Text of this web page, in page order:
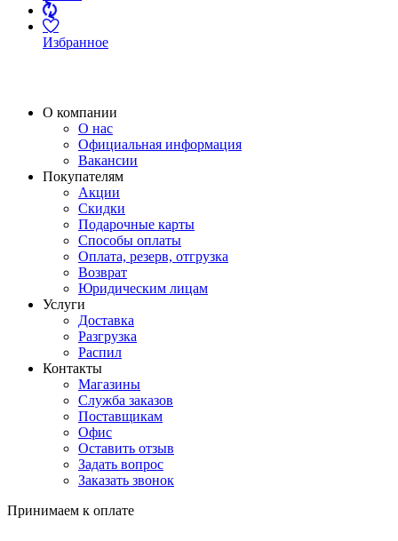
Избранное
О компании
О нас
Официальная информация
Вакансии
Покупателям
Акции
Скидки
Подарочные карты
Способы оплаты
Оплата, резерв, отгрузка
Возврат
Юридическим лицам
Услуги
Доставка
Разгрузка
Распил
Контакты
Магазины
Служба заказов
Поставщикам
Офис
Оставить отзыв
Задать вопрос
Заказать звонок
Принимаем к оплате